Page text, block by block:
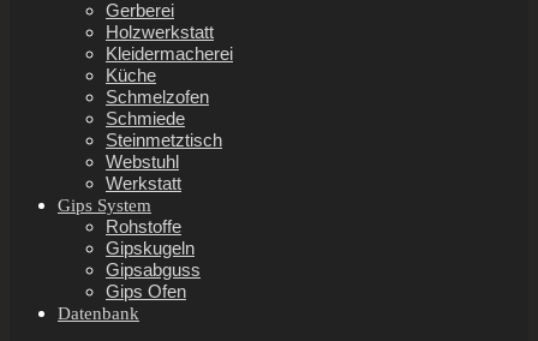
Gerberei
Holzwerkstatt
Kleidermacherei
Küche
Schmelzofen
Schmiede
Steinmetztisch
Webstuhl
Werkstatt
Gips System
Rohstoffe
Gipskugeln
Gipsabguss
Gips Ofen
Datenbank